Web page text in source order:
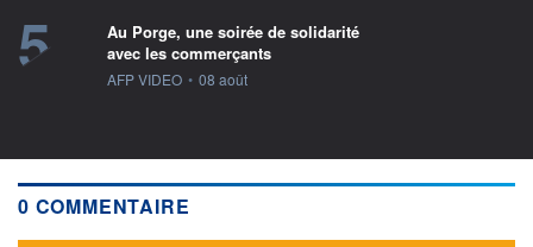
5
Au Porge, une soirée de solidarité
avec les commerçants
information fournie par
AFP VIDEO • 08 août
0 COMMENTAIRE